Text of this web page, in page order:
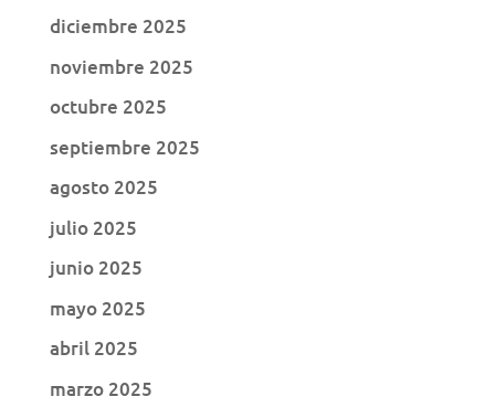
diciembre 2025
noviembre 2025
octubre 2025
septiembre 2025
agosto 2025
julio 2025
junio 2025
mayo 2025
abril 2025
marzo 2025